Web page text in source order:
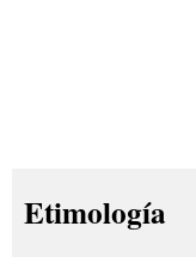
Etimología